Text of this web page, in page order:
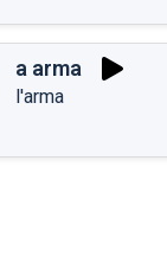
a arma
l'arma